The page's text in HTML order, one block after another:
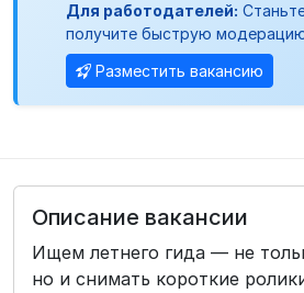
Для работодателей:
получите быструю
Разместить вакансию
Описание вакансии
Ищем летнего гида — не
но и снимать короткие